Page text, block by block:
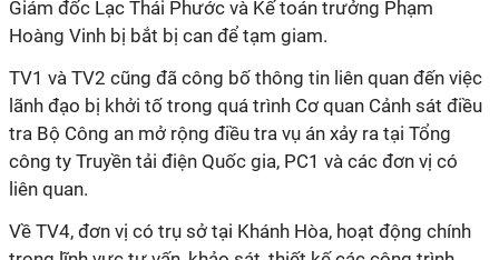
Giám đốc Lạc Thái Phước và Kế toán trưởng Phạm
Hoàng Vinh bị bắt bị can để tạm giam.
TV1 và TV2 cũng đã công bố thông tin liên quan đến việc
lãnh đạo bị khởi tố trong quá trình Cơ quan Cảnh sát điều
tra Bộ Công an mở rộng điều tra vụ án xảy ra tại Tổng
công ty Truyền tải điện Quốc gia, PC1 và các đơn vị có
liên quan.
Về TV4, đơn vị có trụ sở tại Khánh Hòa, hoạt động chính